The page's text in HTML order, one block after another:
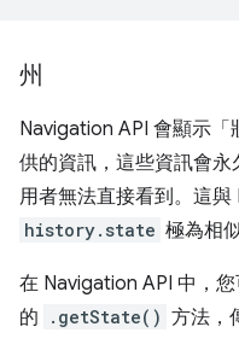
州
Navigation API 會顯示
供的資訊，這些資訊會
用者無法直接看到。這與
history.state 極為相
在 Navigation API 中，
的
.getState() 方法，